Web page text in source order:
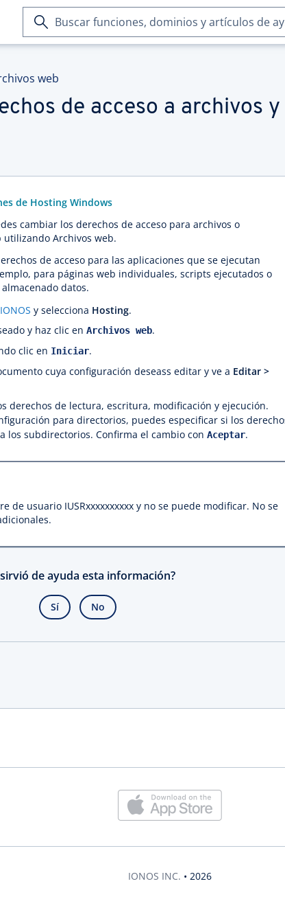
Buscar
funciones,
ayuda
web
de acceso a archivos
de Hosting Windows
cambiar los derechos de acceso para archivos o
Archivos web.
de acceso para las aplicaciones que se ejecutan
para páginas web individuales, scripts ejecutados o
datos.
y selecciona Hosting.
y haz clic en Archivos web.
clic en Iniciar.
cuya configuración deseass editar y ve a Editar >
derechos de lectura, escritura, modificación y ejecución.
para directorios, puedes especificar si los
los subdirectorios. Confirma el cambio con Aceptar.
de usuario IUSRxxxxxxxxxx y no se puede modificar. No se
sirvió de ayuda esta información?
Sí No
IONOS INC. • 2026